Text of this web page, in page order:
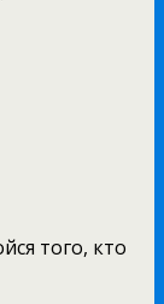
того, кто